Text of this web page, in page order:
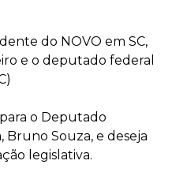
do NOVO em SC,
e o deputado federal
o Deputado
Bruno Souza, e deseja
legislativa.